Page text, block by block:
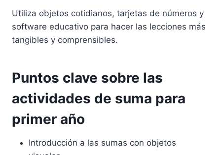
Utiliza objetos cotidianos, tarjetas de números y
software educativo para hacer las lecciones más
tangibles y comprensibles.
Puntos clave sobre las
actividades de suma para
primer año
Introducción a las sumas con objetos